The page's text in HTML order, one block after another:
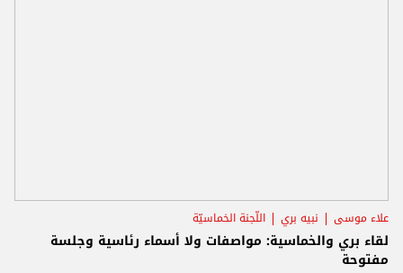
علاء موسى نبيه بري اللّجنة الخماسيّة
لقاء بري والخماسية: مواصفات ولا أسماء رئاسية وجلسة
مفتوحة